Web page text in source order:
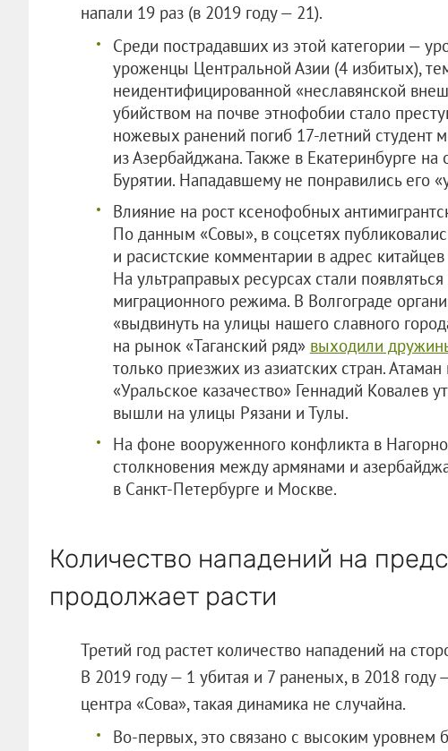
напали 19 раз (в 2019 году — 21).
Среди пострадавших из этой категории —
уроженцы Центральной Азии (4 избитых),
неидентифицированной «неславянской
убийством на почве этнофобии стало
ножевых ранений погиб 17-летний студент
из Азербайджана. Также в Екатеринбурге
Бурятии. Нападавшему не понравились его
Влияние на рост ксенофобных
По данным «Совы», в соцсетях
и расистские комментарии в адрес
На ультраправых ресурсах стали
миграционного режима. В Волгограде
«выдвинуть на улицы нашего славного
на рынок «Таганский ряд» выходили
только приезжих из азиатских стран.
«Уральское казачество» Геннадий Ковалев
вышли на улицы Рязани и Тулы.
На фоне вооруженного конфликта в
столкновения между армянами и
в Санкт-Петербурге и Москве.
Количество нападений на
продолжает расти
Третий год растет количество нападений на
В 2019 году — 1 убитая и 7 раненых, в 2018
центра «Сова», такая динамика не случайна.
Во-первых, это связано с высоким уровнем